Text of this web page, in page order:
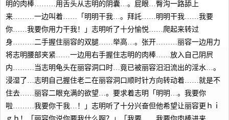
明的肉棒………用舌头从志明的阴囊…。屁眼…臀沟一路舔上
来………一边叫着……「明明干我…。拜託……明明干我……我要
你……我要你用力干我！」志明听了十分愉悦……爬起来转过
身………二手握住丽容的双腿……举高…。张开………丽容一边用力
将志明腰部夹紧……一边用右手握住志明的肉棒……放入自己阴屄
内………当志明龟头在丽容洞口时…竟已被丽容汨汨流出的淫水…。
浸湿了…志明自己握住老二在丽容洞口顺时针方向转动着……就是不
住去……丽容二眼充满的欲望…。要求着志明「明明…。我要你
啦………我要你干我…！」志明听了十分兴奋但他希望让丽容更ｈｉ